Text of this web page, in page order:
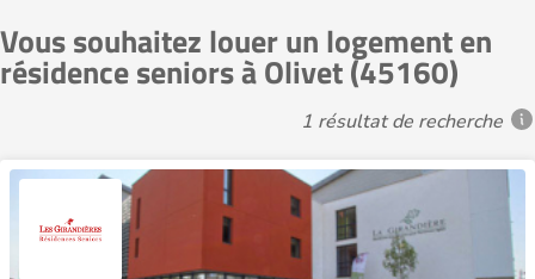
Vous souhaitez louer un logement en
résidence seniors à Olivet (45160)
1 résultat de recherche